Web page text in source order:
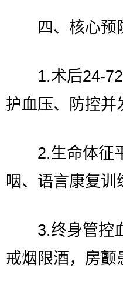
四、核心预
1.术后24-72
护血压、防控并
2.生命体征平
咽、语言康复训
3.终身管控血
戒烟限酒，房颤